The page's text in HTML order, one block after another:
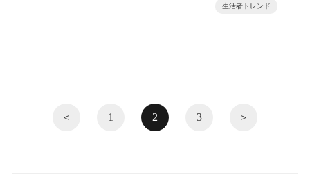
生活者トレンド
＜ 1 2 3 ＞